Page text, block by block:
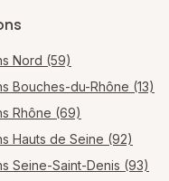
Nord (59)
Bouches-du-Rhône (13)
Rhône (69)
Hauts de Seine (92)
Seine-Saint-Denis (93)